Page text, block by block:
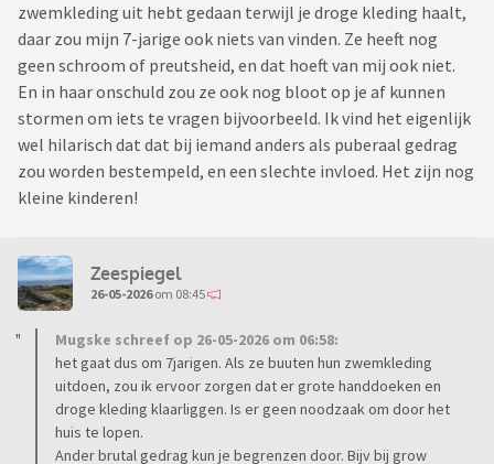
zwemkleding uit hebt gedaan terwijl je droge kleding haalt,
daar zou mijn 7-jarige ook niets van vinden. Ze heeft nog
geen schroom of preutsheid, en dat hoeft van mij ook niet.
En in haar onschuld zou ze ook nog bloot op je af kunnen
stormen om iets te vragen bijvoorbeeld. Ik vind het eigenlijk
wel hilarisch dat dat bij iemand anders als puberaal gedrag
zou worden bestempeld, en een slechte invloed. Het zijn nog
kleine kinderen!
Zeespiegel
26-05-2026om 08:45
Mugske schreef op 26-05-2026 om 06:58:
het gaat dus om 7jarigen. Als ze buuten hun zwemkleding
uitdoen, zou ik ervoor zorgen dat er grote handdoeken en
droge kleding klaarliggen. Is er geen noodzaak om door het
huis te lopen.
Ander brutal gedrag kun je begrenzen door. Bijv bij grow